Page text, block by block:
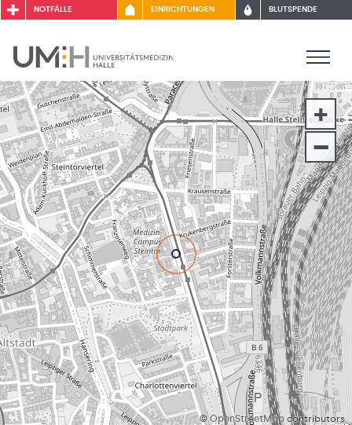
NOTFÄLLE EINRICHTUNGEN BLUTSPENDE
+
–
©OpenStreetMap contributors.